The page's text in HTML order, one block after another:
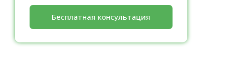
Бесплатная консультация